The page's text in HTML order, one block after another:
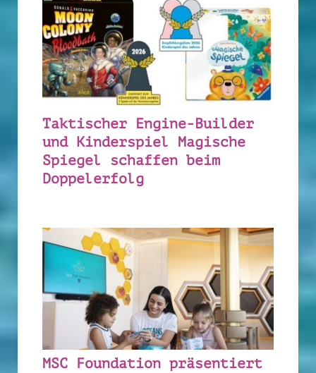
Taktischer Engine-Builder
und Kinderspiel Magische
Spiegel schaffen beim
Doppelerfolg
MSC Foundation präsentiert